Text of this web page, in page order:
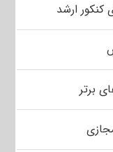
ارشد
برتر